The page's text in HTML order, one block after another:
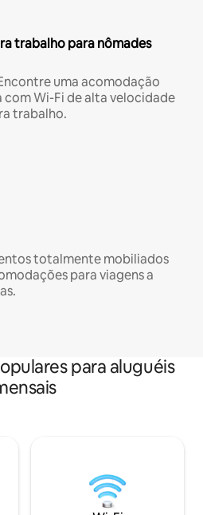
trabalho para nômades
uma acomodação
com Wi-Fi de alta velocidade
trabalho.
totalmente mobiliados
para viagens a
para aluguéis